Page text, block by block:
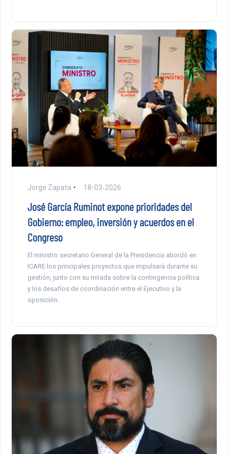
Jorge Zapata 18-03-2026
José García Ruminot expone prioridades del
Gobierno: empleo, inversión y acuerdos en el
Congreso
El ministro secretario General de la Presidencia abordó en
ICARE los principales proyectos que impulsará durante su
gestión, junto con su mirada sobre la contingencia política
y los desafíos de coordinación entre el Ejecutivo y la
oposición.